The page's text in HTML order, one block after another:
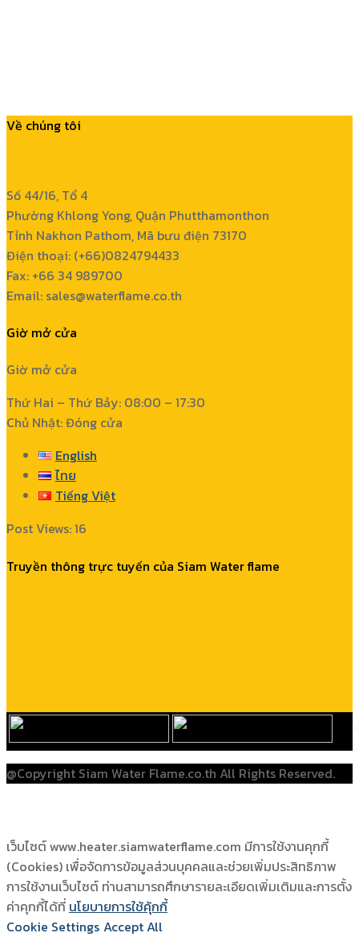
Về chúng tôi
Số 44/16, Tổ 4
Phường Khlong Yong, Quận Phutthamonthon
Tỉnh Nakhon Pathom, Mã bưu điện 73170
Điện thoại: (+66)0824794433
Fax: +66 34 989700
Email: sales@waterflame.co.th
Giờ mở cửa
Giờ mở cửa
Thứ Hai – Thứ Bảy: 08:00 – 17:30
Chủ Nhật: Đóng cửa
English
ไทย
Tiếng Việt
Post Views:16
Truyền thông trực tuyến của Siam Water flame
@Copyright Siam Water Flame.co.th All Rights Reserved.
เว็บไซต์ www.heater.siamwaterflame.com มีการใช้งานคุกกี้
(Cookies) เพื่อจัดการข้อมูลส่วนบุคคลและช่วยเพิ่มประสิทธิภาพ
การใช้งานเว็บไซต์ ท่านสามารถศึกษารายละเอียดเพิ่มเติมและการตั้ง
ค่าคุกกี้ได้ที่ นโยบายการใช้คุ้กกี้
Cookie Settings Accept All